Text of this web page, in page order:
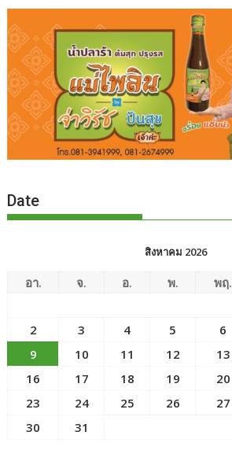
Date
สิงหาคม 2026
อา. จ. อ. พ. พฤ.
2
3 4 5 6
9
10 11 12 13
16
17 18 19 20
23
24 25 26 27
30
31